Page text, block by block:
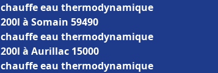
chauffe eau thermodynamique
200l à Somain 59490
chauffe eau thermodynamique
200l à Aurillac 15000
chauffe eau thermodynamique